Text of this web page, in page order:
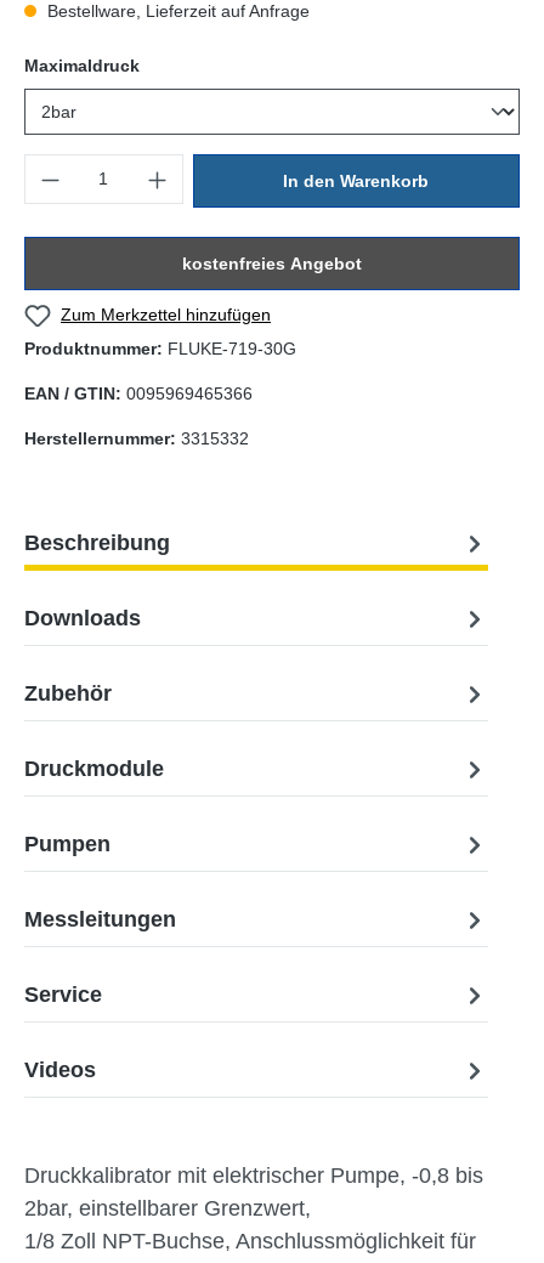
Bestellware, Lieferzeit auf Anfrage
Maximaldruckauswählen
In den Warenkorb
kostenfreies Angebot
Zum Merkzettel hinzufügen
Produktnummer: FLUKE-719-30G
EAN / GTIN: 0095969465366
Herstellernummer: 3315332
Beschreibung
Downloads
Zubehör
Druckmodule
Pumpen
Messleitungen
Service
Videos
Druckkalibrator mit elektrischer Pumpe, -0,8 bis
2bar, einstellbarer Grenzwert,
1/8 Zoll NPT-Buchse, Anschlussmöglichkeit für